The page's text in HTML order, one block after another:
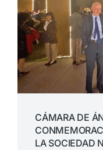
CÁMARA DE
LA SOCIEDAD